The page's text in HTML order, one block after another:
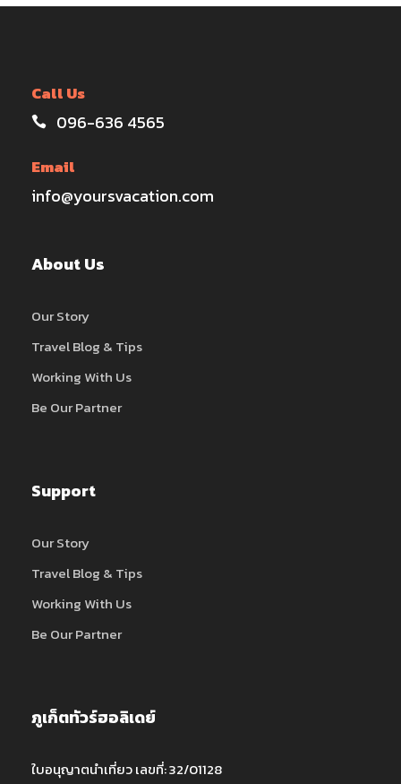
Call Us
096-636 4565
Email
info@yoursvacation.com
About Us
Our Story
Travel Blog & Tips
Working With Us
Be Our Partner
Support
Our Story
Travel Blog & Tips
Working With Us
Be Our Partner
ภูเก็ตทัวร์ฮอลิเดย์
ใบอนุญาตนำเที่ยว เลขที่: 32/01128